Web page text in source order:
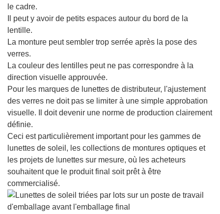
le cadre.
Il peut y avoir de petits espaces autour du bord de la
lentille.
La monture peut sembler trop serrée après la pose des
verres.
La couleur des lentilles peut ne pas correspondre à la
direction visuelle approuvée.
Pour les marques de lunettes de distributeur, l'ajustement
des verres ne doit pas se limiter à une simple approbation
visuelle. Il doit devenir une norme de production clairement
définie.
Ceci est particulièrement important pour les gammes de
lunettes de soleil, les collections de montures optiques et
les projets de lunettes sur mesure, où les acheteurs
souhaitent que le produit final soit prêt à être
commercialisé.